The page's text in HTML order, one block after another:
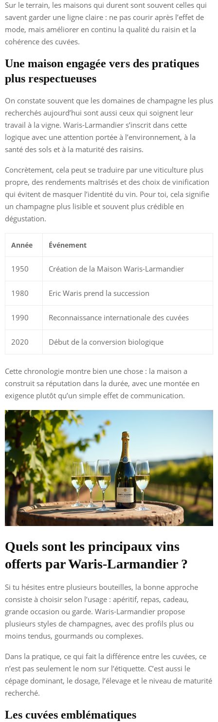
Sur le terrain, les maisons qui durent sont souvent celles qui
savent garder une ligne claire : ne pas courir après l’effet de
mode, mais améliorer en continu la qualité du raisin et la
cohérence des cuvées.
Une maison engagée vers des pratiques
plus respectueuses
On constate souvent que les domaines de champagne les plus
recherchés aujourd’hui sont aussi ceux qui soignent leur
travail à la vigne. Waris-Larmandier s’inscrit dans cette
logique avec une attention portée à l’environnement, à la
santé des sols et à la maturité des raisins.
Concrètement, cela peut se traduire par une viticulture plus
propre, des rendements maîtrisés et des choix de vinification
qui évitent de masquer l’identité du vin. Pour toi, cela signifie
un champagne plus lisible et souvent plus crédible en
dégustation.
Année Événement
1950 Création de la Maison Waris-Larmandier
1980 Eric Waris prend la succession
1990 Reconnaissance internationale des cuvées
2020 Début de la conversion biologique
Cette chronologie montre bien une chose : la maison a
construit sa réputation dans la durée, avec une montée en
exigence plutôt qu’un simple effet de communication.
Quels sont les principaux vins
offerts par Waris-Larmandier ?
Si tu hésites entre plusieurs bouteilles, la bonne approche
consiste à choisir selon l’usage : apéritif, repas, cadeau,
grande occasion ou garde. Waris-Larmandier propose
plusieurs styles de champagnes, avec des profils plus ou
moins tendus, gourmands ou complexes.
Dans la pratique, ce qui fait la différence entre les cuvées, ce
n’est pas seulement le nom sur l’étiquette. C’est aussi le
cépage dominant, le dosage, l’élevage et le niveau de maturité
recherché.
Les cuvées emblématiques